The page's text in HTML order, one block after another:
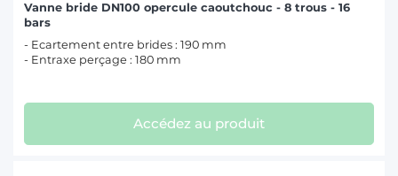
Vanne bride DN100 opercule caoutchouc - 8 trous - 16
bars
- Ecartement entre brides : 190 mm
- Entraxe perçage : 180 mm
Accédez au produit